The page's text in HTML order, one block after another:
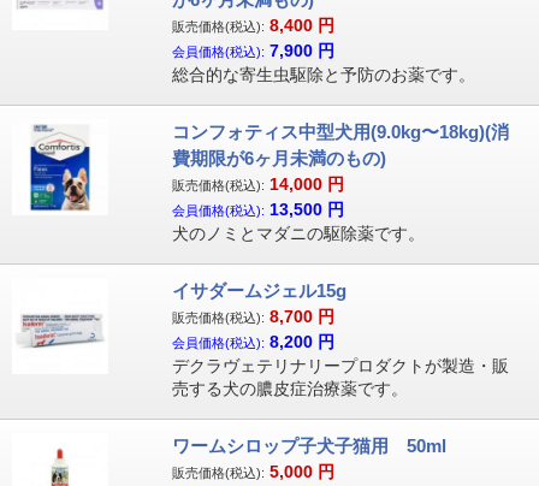
販売価格(税込): 8,400 円
会員価格(税込): 7,900 円
総合的な寄生虫駆除と予防のお薬です。
コンフォティス中型犬用(9.0kg〜18kg)(消
費期限が6ヶ月未満のもの)
販売価格(税込): 14,000 円
会員価格(税込): 13,500 円
犬のノミとマダニの駆除薬です。
イサダームジェル15g
販売価格(税込): 8,700 円
会員価格(税込): 8,200 円
デクラヴェテリナリープロダクトが製造・販
売する犬の膿皮症治療薬です。
ワームシロップ子犬子猫用 50ml
販売価格(税込): 5,000 円